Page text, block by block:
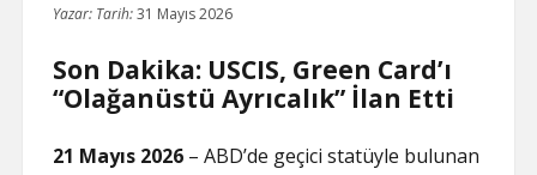
Yazar: Tarih:31 Mayıs 2026
Son Dakika: USCIS, Green Card’ı
“Olağanüstü Ayrıcalık” İlan Etti
21 Mayıs 2026 – ABD’de geçici statüyle bulunan